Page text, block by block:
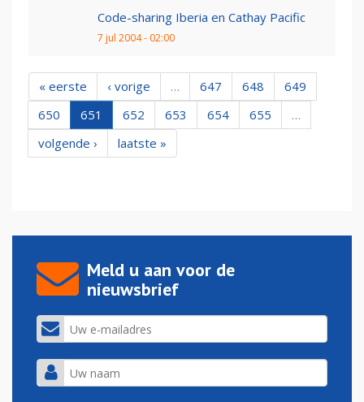
Code-sharing Iberia en Cathay Pacific
7 jul 2004 - 02:00
« eerste ‹ vorige … 647 648
649
650
651 652 653 654 655
…
volgende ›
laatste »
Meld u aan voor de
nieuwsbrief